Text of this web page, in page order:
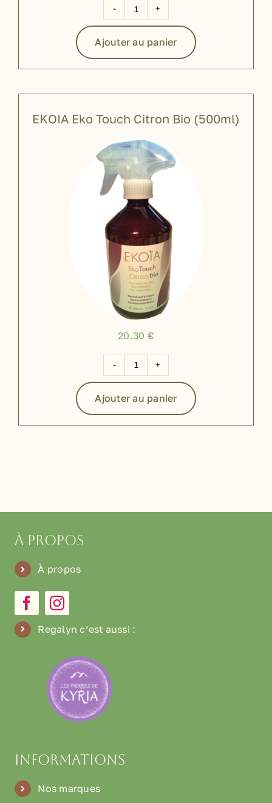
quantité
de
EKOIA
Eko
(250ml)
Ajouter au panier
EKOIA Eko Touch Citron Bio (500ml)
20.30 €
quantité
de
EKOIA
Eko
Ajouter au panier
À propos
À propos
Regalyn c’est aussi :
Informations
Nos marques